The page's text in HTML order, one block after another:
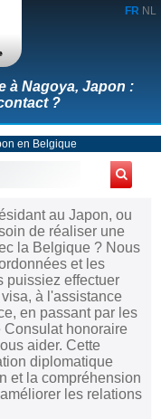
FR NL
à Nagoya, Japon :
?
en Belgique
au Japon, ou
de réaliser une
la Belgique ? Nous
et les
puissiez effectuer
à l'assistance
en passant par les
honoraire
aider. Cette
diplomatique
et la compréhension
les relations